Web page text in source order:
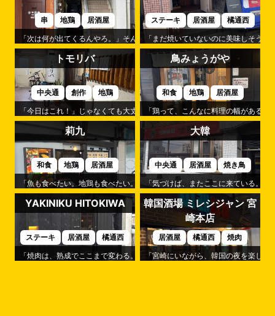
串 地鶏
居酒屋
「次は何が出てくるんやろ。」そんな楽しみが続くのが「蒼樹」です。
ステーキ 居酒屋
橘通西
「まだ焼いていないのに美味しそう
トモリバ
中央通 創作
地鶏
「今日はこれ！」じゃなくても大丈夫。それが「トモリバ」の心地よさです
鳥みょうがや
和食 地鶏
居酒屋
「鶏って、こんなに料理の幅がある
莉九
和食 地鶏
居酒屋
「魚も食べたい。地鶏も食べたい。」そんなわがままを叶えてくれるのが「
大韓
中央通 居酒屋
焼き鳥
「気づけば、またここに来ている。
YAKINIKU HITOKIWA
ステーキ 居酒屋
橘通西
「焼肉は、熟成でここまで変わる。」そんな驚きを味わえるのが「
韓国酒場 ミレシジャン 宮
崎本店
居酒屋 橘通西
焼肉
「宮崎にいながら、韓国の夜を楽し